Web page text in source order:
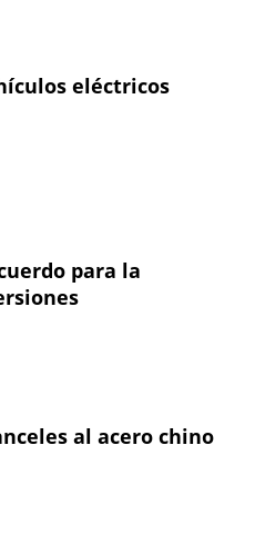
eléctricos
para la
al acero chino